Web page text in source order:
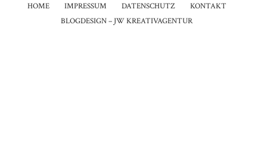
HOME IMPRESSUM DATENSCHUTZ
KONTAKT
BLOGDESIGN – JW KREATIVAGENTUR